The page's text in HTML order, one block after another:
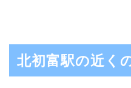
北初富駅の近く